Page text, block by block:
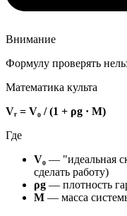
Внимание
Формулу проверять
Математика культа
Vᵣ = V₀ / (1 + ρg · M)
Где
V₀ — "идеальная
сделать работу)
ρg — плотность
M — масса